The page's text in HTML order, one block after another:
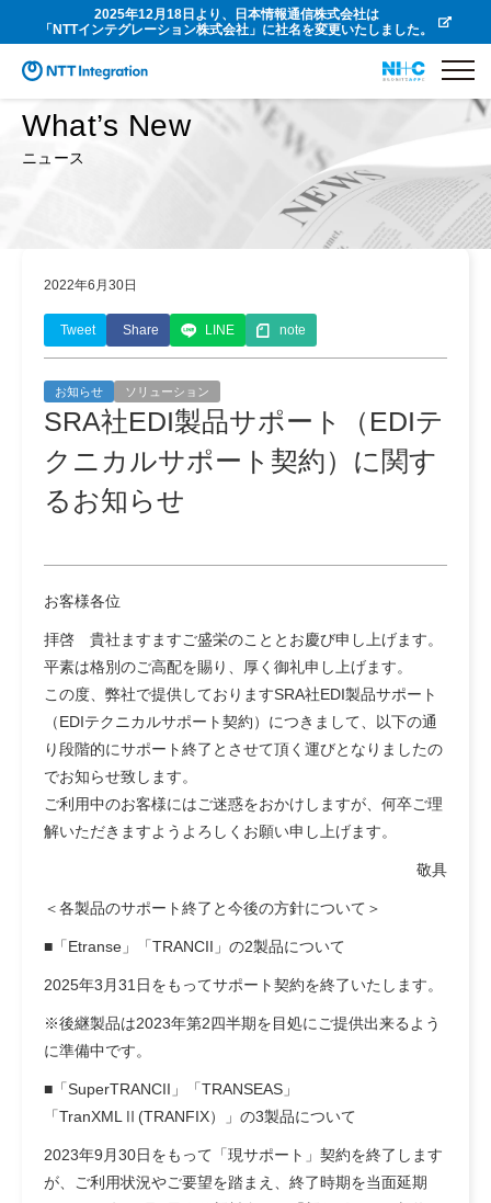
2025年12月18日より、日本情報通信株式会社は
「NTTインテグレーション株式会社」に社名を変更いたしました。
What’s New
ニュース
2022年6月30日
Tweet Share LINE note
お知らせ ソリューション
SRA社EDI製品サポート（EDIテ
クニカルサポート契約）に関す
るお知らせ
お客様各位
拝啓 貴社ますますご盛栄のこととお慶び申し上げます。
平素は格別のご高配を賜り、厚く御礼申し上げます。
この度、弊社で提供しておりますSRA社EDI製品サポート
（EDIテクニカルサポート契約）につきまして、以下の通
り段階的にサポート終了とさせて頂く運びとなりましたの
でお知らせ致します。
ご利用中のお客様にはご迷惑をおかけしますが、何卒ご理
解いただきますようよろしくお願い申し上げます。
敬具
＜各製品のサポート終了と今後の方針について＞
■「Etranse」「TRANCII」の2製品について
2025年3月31日をもってサポート契約を終了いたします。
※後継製品は2023年第2四半期を目処にご提供出来るよう
に準備中です。
■「SuperTRANCII」「TRANSEAS」
「TranXMLⅡ(TRANFIX）」の3製品について
2023年9月30日をもって「現サポート」契約を終了します
が、ご利用状況やご要望を踏まえ、終了時期を当面延期